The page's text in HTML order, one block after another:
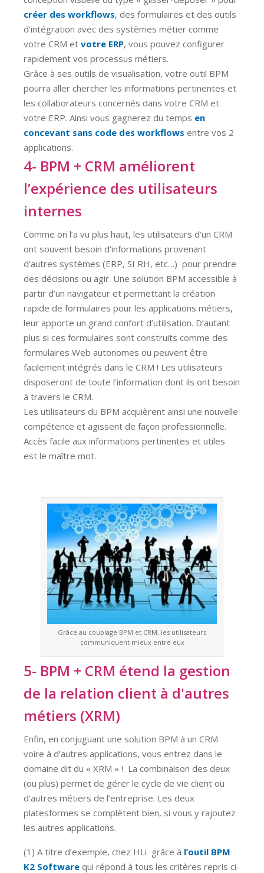
créer des workflows, des formulaires et des outils
d’intégration avec des systèmes métier comme
votre CRM et votre ERP, vous pouvez configurer
rapidement vos processus métiers.
Grâce à ses outils de visualisation, votre outil BPM
pourra aller chercher les informations pertinentes et
les collaborateurs concernés dans votre CRM et
votre ERP. Ainsi vous gagnerez du temps en
concevant sans code des workflows entre vos 2
applications.
4- BPM + CRM améliorent
l’expérience des utilisateurs
internes
Comme on l’a vu plus haut, les utilisateurs d’un CRM
ont souvent besoin d'informations provenant
d'autres systèmes (ERP, SI RH, etc…) pour prendre
des décisions ou agir. Une solution BPM accessible à
partir d’un navigateur et permettant la création
rapide de formulaires pour les applications métiers,
leur apporte un grand confort d’utilisation. D’autant
plus si ces formulaires sont construits comme des
formulaires Web autonomes ou peuvent être
facilement intégrés dans le CRM ! Les utilisateurs
disposeront de toute l'information dont ils ont besoin
à travers le CRM.
Les utilisateurs du BPM acquièrent ainsi une nouvelle
compétence et agissent de façon professionnelle.
Accès facile aux informations pertinentes et utiles
est le maître mot.
Grâce au couplage BPM et CRM, les utilisateurs
communiquent mieux entre eux
5- BPM + CRM étend la gestion
de la relation client à d'autres
métiers (XRM)
Enfin, en conjuguant une solution BPM à un CRM
voire à d’autres applications, vous entrez dans le
domaine dit du « XRM » ! La combinaison des deux
(ou plus) permet de gérer le cycle de vie client ou
d’autres métiers de l’entreprise. Les deux
platesformes se complètent bien, si vous y rajoutez
les autres applications.
(1) A titre d’exemple, chez HLi grâce à l’outil BPM
K2 Software qui répond à tous les critères repris ci-